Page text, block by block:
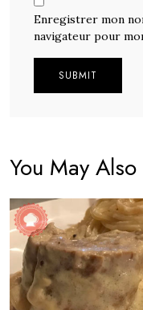
Enregistrer mon
navigateur pour
You May